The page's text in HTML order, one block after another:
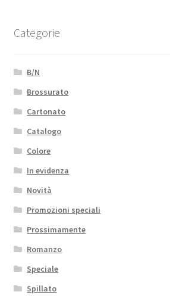
Categorie
B/N
Brossurato
Cartonato
Catalogo
Colore
In evidenza
Novità
Promozioni speciali
Prossimamente
Romanzo
Speciale
Spillato